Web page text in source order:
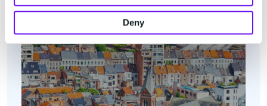
Deny